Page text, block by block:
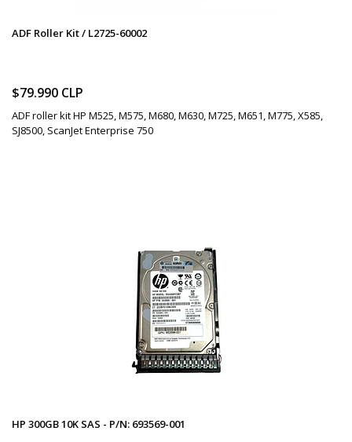
ADF Roller Kit / L2725-60002
$79.990 CLP
ADF roller kit HP M525, M575, M680, M630, M725, M651, M775, X585,
SJ8500, ScanJet Enterprise 750
HP 300GB 10K SAS - P/N: 693569-001